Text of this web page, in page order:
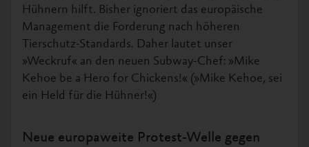
Hühnern hilft. Bisher ignoriert das europäische
Management die Forderung nach höheren
Tierschutz-Standards. Daher lautet unser
»Weckruf« an den neuen Subway-Chef: »Mike
Kehoe be a Hero for Chickens!« (»Mike Kehoe, sei
ein Held für die Hühner!«)
Neue europaweite Protest-Welle gegen